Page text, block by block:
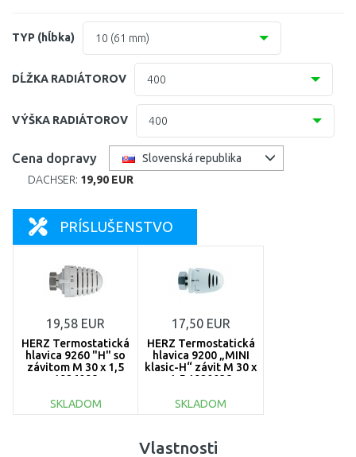
TYP (hĺbka) 10 (61 mm)
11 (61 mm)
20 (102 mm)
21=12 (64 mm)
30 (157 mm)
33 (157 mm)
DĹŽKA RADIÁTOROV 400
500
700
1100
1200
VÝŠKA RADIÁTOROV 400
300
Cena dopravy
Slovenská republika
DACHSER: 19,90 EUR
PRÍSLUŠENSTVO
19,58 EUR
HERZ Termostatická
hlavica 9260 "H" so
závitom M 30 x 1,5
1926098
SKLADOM
17,50 EUR
HERZ Termostatická
hlavica 9200 „MINI
klasic-H“ závit M 30 x
1,5 1920038
SKLADOM
Vlastnosti